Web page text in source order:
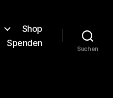
Shop
Spenden
Suchen